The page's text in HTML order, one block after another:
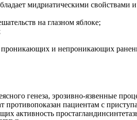
мидриатическими свойствами
на глазном яблоке;
и непроникающих
генеза, эрозивно-язвенные
пациентам с